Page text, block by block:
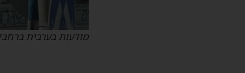
מודעות בערבית